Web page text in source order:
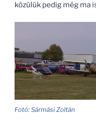
közülük pedig még ma
Fotó: Sármási Zoltán